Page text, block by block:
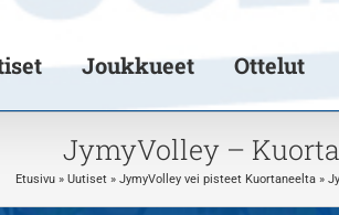
Joukkueet Ottelut
JymyVolley –
Etusivu » Uutiset » JymyVolley vei pisteet Kuortaneelta »